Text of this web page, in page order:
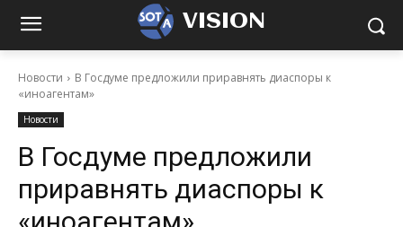
VISION
Новости
В Госдуме предложили приравнять диаспоры к
«иноагентам»
Новости
В Госдуме предложили
приравнять диаспоры к